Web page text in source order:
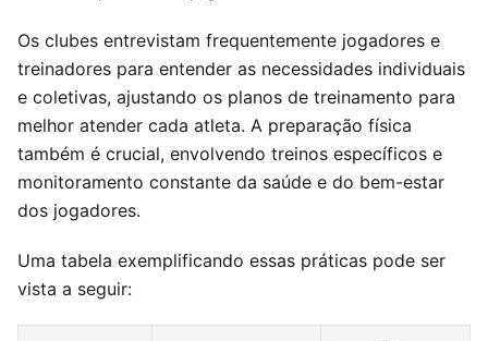
Os clubes entrevistam frequentemente jogadores e
treinadores para entender as necessidades individuais
e coletivas, ajustando os planos de treinamento para
melhor atender cada atleta. A preparação física
também é crucial, envolvendo treinos específicos e
monitoramento constante da saúde e do bem-estar
dos jogadores.
Uma tabela exemplificando essas práticas pode ser
vista a seguir: